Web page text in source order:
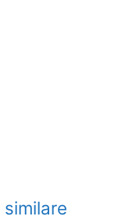
similare